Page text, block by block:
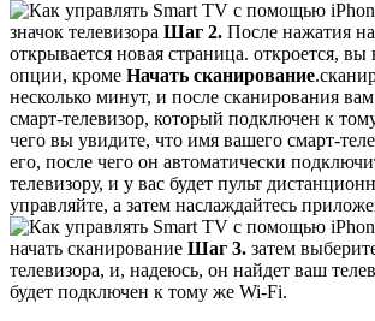
значок телевизора Шаг 2. После нажатия на
открывается новая страница. откроется,
опции, кроме Начать сканирование
несколько минут, и после сканирования
смарт-телевизор, который подключен к
чего вы увидите, что имя вашего смарт-
его, после чего он автоматически
телевизору, и у вас будет пульт
управляйте, а затем наслаждайтесь
начать сканирование Шаг 3. затем
телевизора, и, надеюсь, он найдет ваш
будет подключен к тому же Wi-Fi.